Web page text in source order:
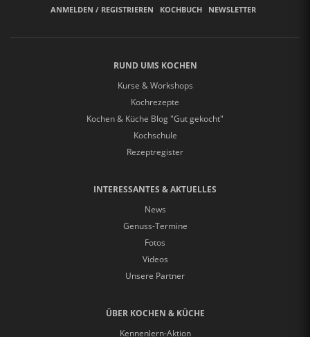
ANMELDEN / REGISTRIEREN KOCHBUCH NEWSLETTER
RUND UMS KOCHEN
Kurse & Workshops
Kochrezepte
Kochen & Küche Blog "Gut gekocht"
Kochschule
Rezeptregister
INTERESSANTES & AKTUELLES
News
Genuss-Termine
Fotos
Videos
Unsere Partner
ÜBER KOCHEN & KÜCHE
Kennenlern-Aktion